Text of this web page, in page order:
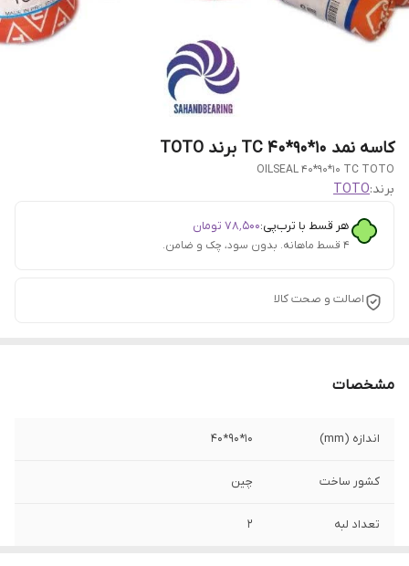
کاسه نمد 10*90*40 TC برند TOTO
OILSEAL 40*90*10 TC TOTO
برند:TOTO
هر قسط با ترب‌پی:۷۸٬۵۰۰ تومان
۴ قسط ماهانه. بدون سود، چک و ضامن.
اصالت و صحت کالا
مشخصات
اندازه (mm) 10*90*40
کشور ساخت چین
تعداد لبه 2